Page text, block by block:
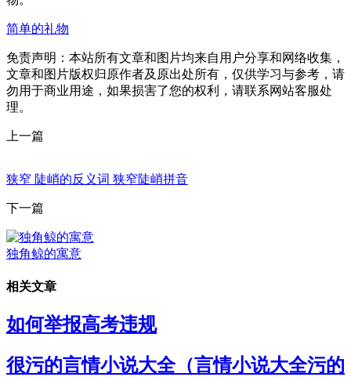
简单的礼物
免责声明：本站所有文章和图片均来自用户分享和网络收集，
文章和图片版权归原作者及原出处所有，仅供学习与参考，请
勿用于商业用途，如果损害了您的权利，请联系网站客服处
理。
上一篇
狭窄 陡峭的反义词 狭窄陡峭拼音
下一篇
独角鲸的寓意
相关文章
如何举报高考违规
很污的言情小说大全（言情小说大全污的